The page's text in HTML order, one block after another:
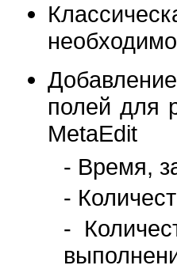
полей для
MetaEdit
- Время,
-
-